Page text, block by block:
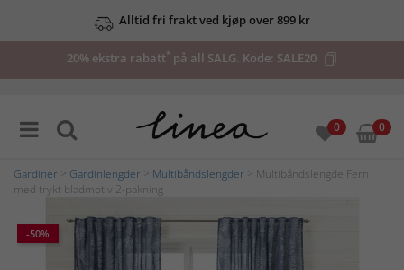
Alltid fri frakt ved kjøp over 899 kr
20% ekstra rabatt* på all SALG. Kode: SALE20
0 0
Gardiner Gardinlengder Multibåndslengder > Multibåndslengde Fern
med trykt bladmotiv 2-pakning
-50%